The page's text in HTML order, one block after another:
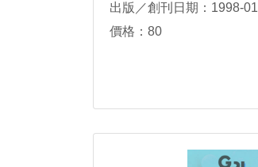
出版／創刊日期：1998-01
價格：80